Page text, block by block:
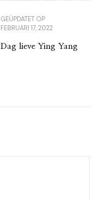
GEÜPDATET OP
FEBRUARI 17, 2022
Dag lieve Ying Yang